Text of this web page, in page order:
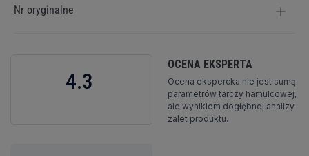
Nr oryginalne
4.3
OCENA EKSPERTA
Ocena ekspercka nie jest sumą
parametrów tarczy hamulcowej,
ale wynikiem dogłębnej analizy
zalet produktu.